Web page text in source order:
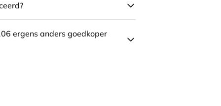
ergens anders goedkoper